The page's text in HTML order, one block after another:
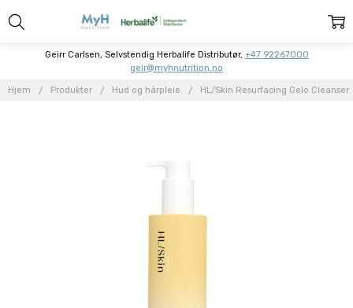
Geirr Carlsen, Selvstendig Herbalife Distributør, +47 92267000
geir@myhnutrition.no
Hjem Produkter Hud og hårpleie HL/Skin Resurfacing Gelo Cleanser